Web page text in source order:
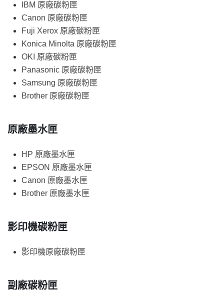
IBM 原廠碳粉匣
Canon 原廠碳粉匣
Fuji Xerox 原廠碳粉匣
Konica Minolta 原廠碳粉匣
OKI 原廠碳粉匣
Panasonic 原廠碳粉匣
Samsung 原廠碳粉匣
Brother 原廠碳粉匣
原廠墨水匣
HP 原廠墨水匣
EPSON 原廠墨水匣
Canon 原廠墨水匣
Brother 原廠墨水匣
影印機碳粉匣
影印機原廠碳粉匣
副廠碳粉匣